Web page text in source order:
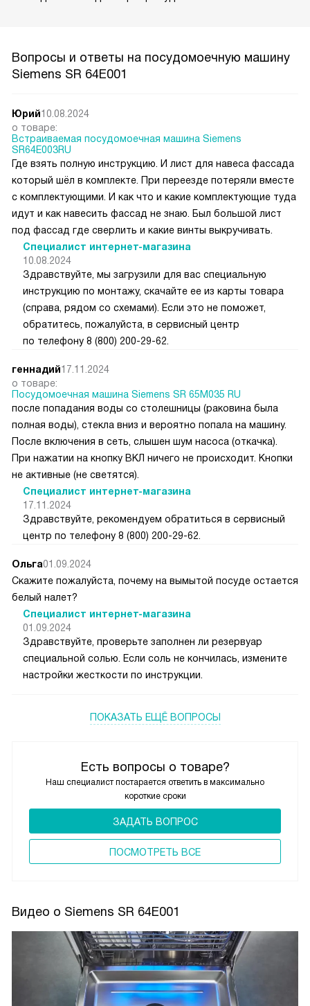
Вопросы и ответы на посудомоечную машину
Siemens SR 64E001
Есть вопросы о товаре?
Наш специалист постарается ответить в максимально
короткие сроки
ЗАДАТЬ ВОПРОС
ПОCМОТРЕТЬ ВСЕ
Юрий10.08.2024
о товаре:
Встраиваемая посудомоечная машина Siemens
SR64E003RU
Где взять полную инструкцию. И лист для навеса фассада
который шёл в комплекте. При переезде потеряли вместе
с комплектующими. И как что и какие комплектующие туда
идут и как навесить фассад не знаю. Был большой лист
под фассад где сверлить и какие винты выкручивать.
Специалист интернет-магазина
10.08.2024
Здравствуйте, мы загрузили для вас специальную
инструкцию по монтажу, скачайте ее из карты товара
(справа, рядом со схемами). Если это не поможет,
обратитесь, пожалуйста, в сервисный центр
по телефону 8 (800) 200-29-62.
геннадий17.11.2024
о товаре:
Посудомоечная машина Siemens SR 65M035 RU
после попадания воды со столешницы (раковина была
полная воды), стекла вниз и вероятно попала на машину.
После включения в сеть, слышен шум насоса (откачка).
При нажатии на кнопку ВКЛ ничего не происходит. Кнопки
не активные (не светятся).
Специалист интернет-магазина
17.11.2024
Здравствуйте, рекомендуем обратиться в сервисный
центр по телефону 8 (800) 200-29-62.
Ольга01.09.2024
Скажите пожалуйста, почему на вымытой посуде остается
белый налет?
Специалист интернет-магазина
01.09.2024
Здравствуйте, проверьте заполнен ли резервуар
специальной солью. Если соль не кончилась, измените
настройки жесткости по инструкции.
ПОКАЗАТЬ ЕЩЁ ВОПРОСЫ
Видео о Siemens SR 64E001